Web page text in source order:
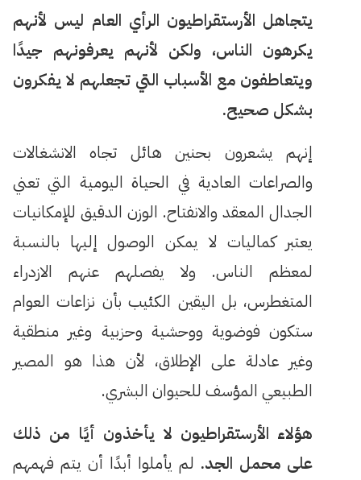
يتجاهل الأرستقراطيون الرأي العام ليس لأنهم
يكرهون الناس، ولكن لأنهم يعرفونهم جيدًا
ويتعاطفون مع الأسباب التي تجعلهم لا يفكرون
بشكل صحيح.
إنهم يشعرون بحنين هائل تجاه الانشغالات
والصراعات العادية في الحياة اليومية التي تعني
الجدال المعقد والانفتاح. الوزن الدقيق للإمكانيات
يعتبر كماليات لا يمكن الوصول إليها بالنسبة
لمعظم الناس. ولا يفصلهم عنهم الازدراء
المتغطرس، بل اليقين الكئيب بأن نزاعات العوام
ستكون فوضوية ووحشية وحزبية وغير منطقية
وغير عادلة على الإطلاق، لأن هذا هو المصير
الطبيعي المؤسف للحيوان البشري.
هؤلاء الأرستقراطيون لا يأخذون أيًا من ذلك
على محمل الجد. لم يأملوا أبدًا أن يتم فهمهم